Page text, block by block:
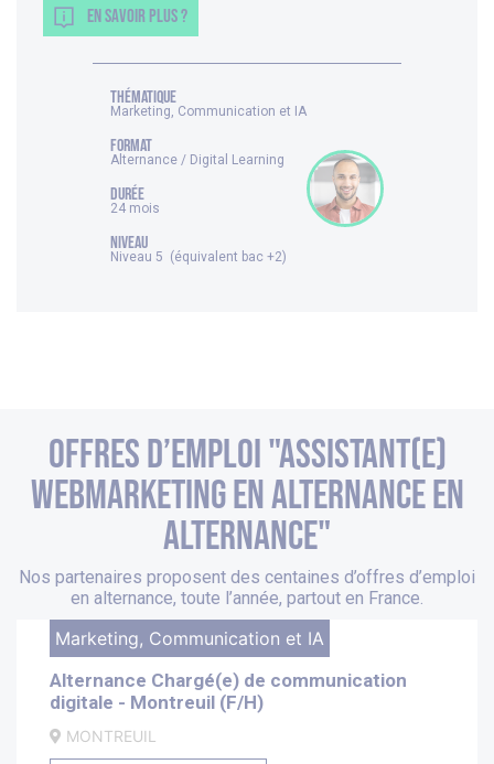
EN SAVOIR PLUS ?
thématique
Marketing, Communication et IA
FORMAT
Alternance / Digital Learning
DURÉE
24 mois
NIVEAU
Niveau 5 (équivalent bac +2)
Offres d’emploi "Assistant(e)
Webmarketing en alternance en
alternance"
Nos partenaires proposent des centaines d’offres d’emploi
en alternance, toute l’année, partout en France.
Marketing, Communication et IA
Alternance Chargé(e) de communication
digitale - Montreuil (F/H)
MONTREUIL